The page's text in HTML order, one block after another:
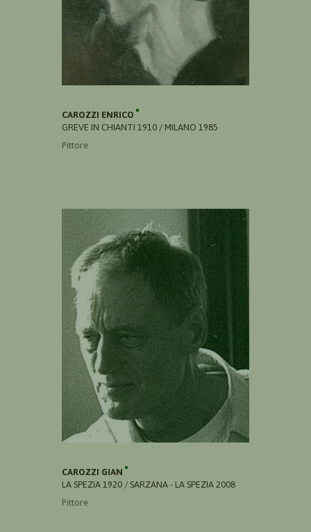
CAROZZI ENRICO
GREVE IN CHIANTI 1910 / MILANO 1985
Pittore
CAROZZI GIAN
LA SPEZIA 1920 / SARZANA - LA SPEZIA 2008
Pittore